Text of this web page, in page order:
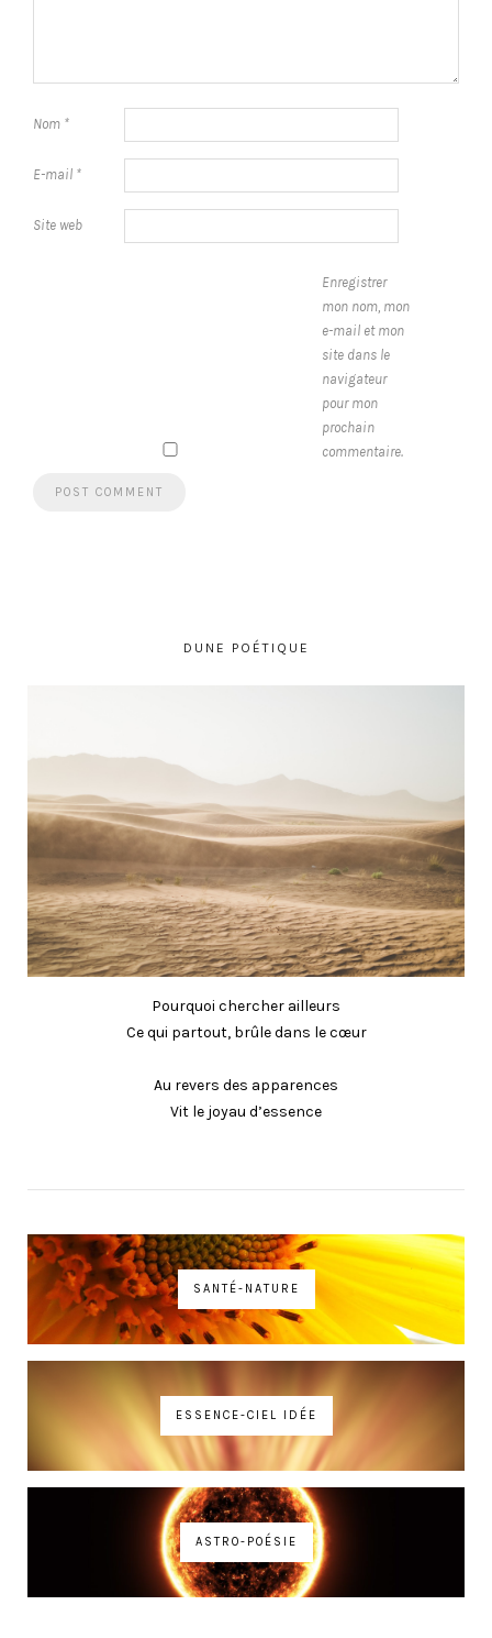
Nom *
E-mail *
Site web
Enregistrer
mon nom, mon
e-mail et mon
site dans le
navigateur
pour mon
prochain
commentaire.
DUNE POÉTIQUE
Pourquoi chercher ailleurs
Ce qui partout, brûle dans le cœur
Au revers des apparences
Vit le joyau d’essence
SANTÉ-NATURE
ESSENCE-CIEL IDÉE
ASTRO-POÉSIE